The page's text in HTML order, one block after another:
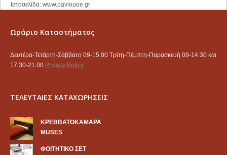
Ιστοσελίδα: www.pavlouoe.gr
Ωράριο Καταστήματος
Δευτέρα-Τετάρτη-Σάββατο 09-15.00 Τρίτη-Πέμπτη-Παρασκευή 09-14.30 και
17.30-21.00 Privacy Policy
ΤΕΛΕΥΤΑΙΕΣ ΚΑΤΑΧΩΡΗΣΕΙΣ
KΡΕΒΒΑΤΟΚΑΜΑΡΑ
MUSES
ΦΟΙΤΗΤΙΚΟ ΣΕΤ